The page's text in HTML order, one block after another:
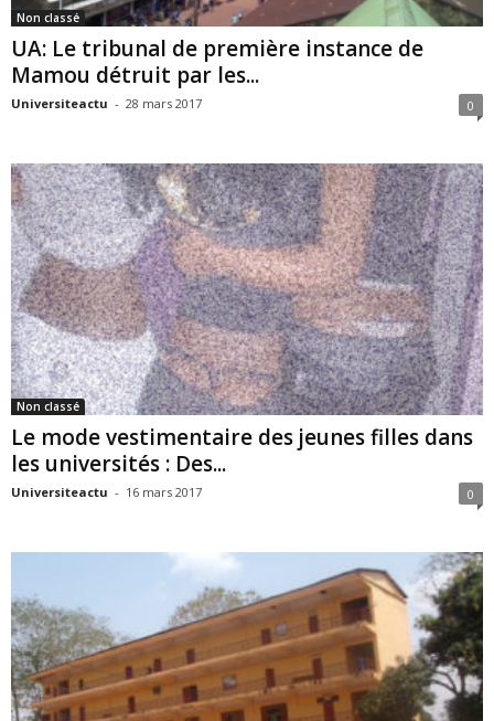
Non classé
UA: Le tribunal de première instance de
Mamou détruit par les...
Universiteactu - 28 mars 2017 0
Non classé
Le mode vestimentaire des jeunes filles dans
les universités : Des...
Universiteactu - 16 mars 2017 0